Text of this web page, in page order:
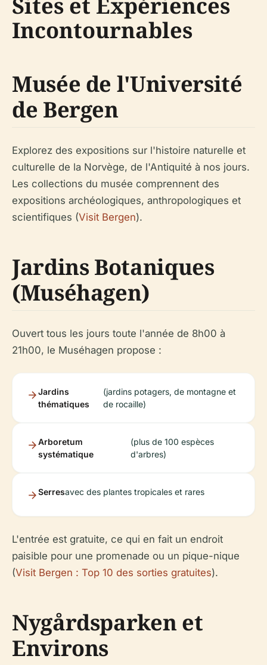
Incontournables
Musée de l'Université
de Bergen
Explorez des expositions sur l'histoire naturelle et
culturelle de la Norvège, de l'Antiquité à nos jours.
Les collections du musée comprennent des
expositions archéologiques, anthropologiques et
scientifiques (Visit Bergen).
Jardins Botaniques
(Muséhagen)
Ouvert tous les jours toute l'année de 8h00 à
21h00, le Muséhagen propose :
Jardins
thématiques
(jardins potagers, de montagne et
de rocaille)
Arboretum
systématique
(plus de 100 espèces
d'arbres)
Serresavec des plantes tropicales et rares
L'entrée est gratuite, ce qui en fait un endroit
paisible pour une promenade ou un pique-nique
(Visit Bergen : Top 10 des sorties gratuites).
Nygårdsparken et
Environs